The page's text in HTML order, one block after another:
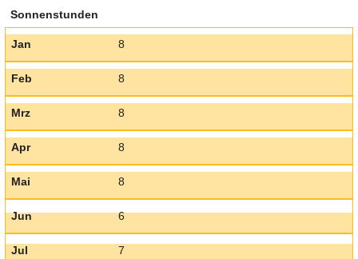
Sonnenstunden
Jan 8
Feb 8
Mrz 8
Apr 8
Mai 8
Jun 6
Jul 7